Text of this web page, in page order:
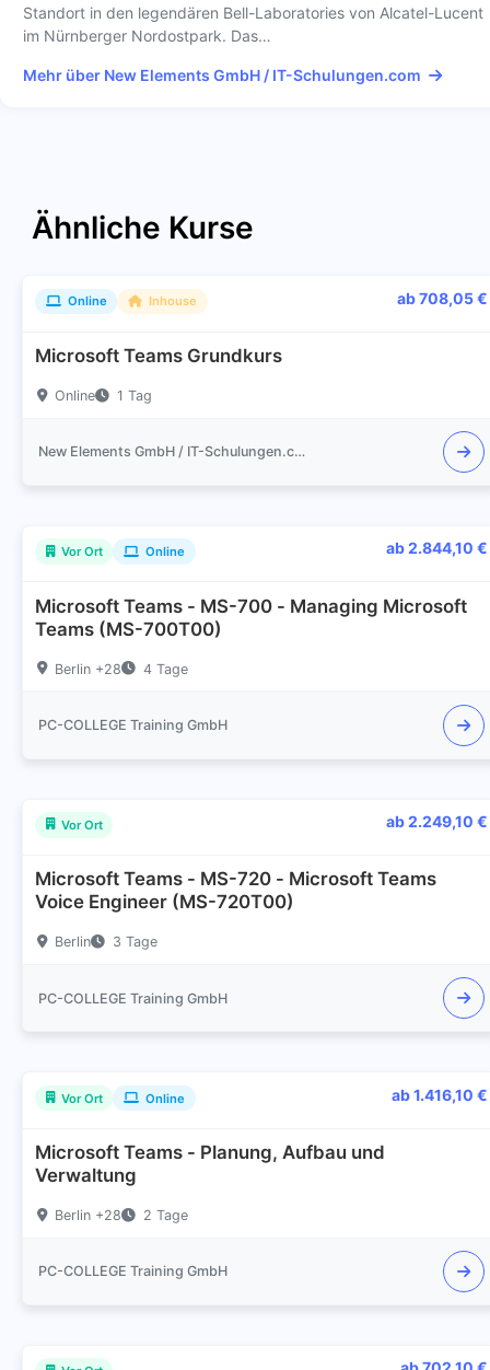
Standort in den legendären Bell-Laboratories von Alcatel-Lucent
im Nürnberger Nordostpark. Das…
Mehr über New Elements GmbH / IT-Schulungen.com
Ähnliche Kurse
Online Inhouse ab 708,05 €
Microsoft Teams Grundkurs
Online 1 Tag
New Elements GmbH / IT-Schulungen.com
Vor Ort Online ab 2.844,10 €
Microsoft Teams - MS-700 - Managing Microsoft
Teams (MS-700T00)
Berlin +28 4 Tage
PC-COLLEGE Training GmbH
Vor Ort ab 2.249,10 €
Microsoft Teams - MS-720 - Microsoft Teams
Voice Engineer (MS-720T00)
Berlin 3 Tage
PC-COLLEGE Training GmbH
Vor Ort Online ab 1.416,10 €
Microsoft Teams - Planung, Aufbau und
Verwaltung
Berlin +28 2 Tage
PC-COLLEGE Training GmbH